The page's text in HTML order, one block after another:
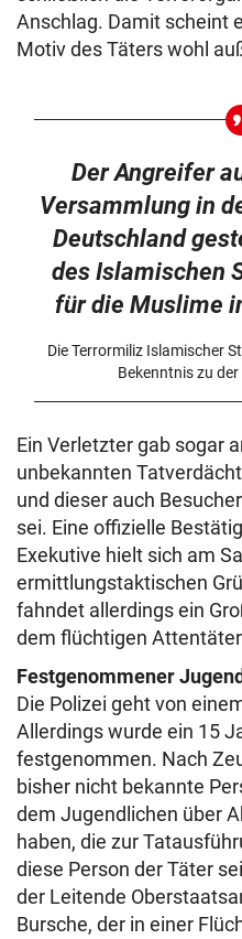
Anschlag. Damit scheint
Motiv des Täters wohl
Der Angreifer
Versammlung in
Deutschland
des Islamischen
für die Muslime
Die Terrormiliz Islamischer
Bekenntnis zu
Ein Verletzter gab sogar
unbekannten
und dieser auch
sei. Eine offizielle
Exekutive hielt sich am
ermittlungstaktischen
fahndet allerdings ein
dem flüchtigen
Festgenommener
Die Polizei geht von
Allerdings wurde ein 15
festgenommen. Nach
bisher nicht bekannte
dem Jugendlichen über
haben, die zur
diese Person der Täter
der Leitende
Bursche, der in einer